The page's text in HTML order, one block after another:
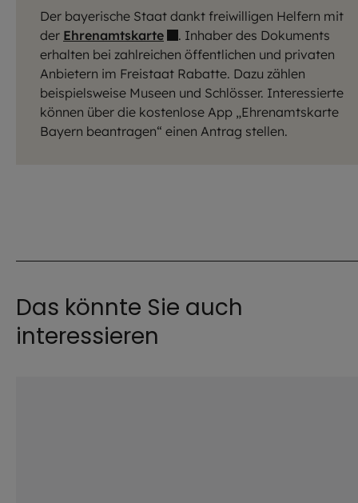
Der bayerische Staat dankt freiwilligen Helfern mit
der Ehrenamtskarte
. Inhaber des Dokuments
erhalten bei zahlreichen öffentlichen und privaten
Anbietern im Freistaat Rabatte. Dazu zählen
beispielsweise Museen und Schlösser. Interessierte
können über die kostenlose App „Ehrenamtskarte
Bayern beantragen“ einen Antrag stellen.
Das könnte Sie auch
interessieren